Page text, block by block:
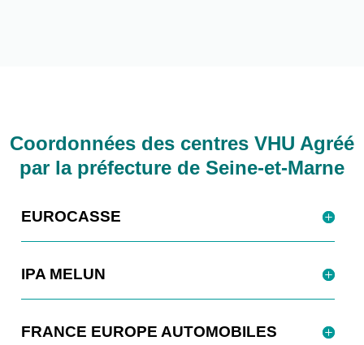
Coordonnées des centres VHU Agréé
par la préfecture de Seine-et-Marne
EUROCASSE
IPA MELUN
FRANCE EUROPE AUTOMOBILES